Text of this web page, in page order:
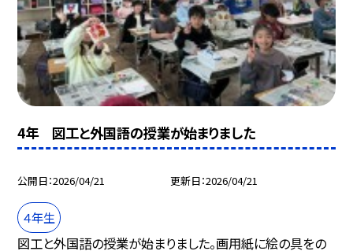
4年 図工と外国語の授業が始まりました
公開日 2026/04/21 更新日 2026/04/21
４年生
図工と外国語の授業が始まりました。画用紙に絵の具をの